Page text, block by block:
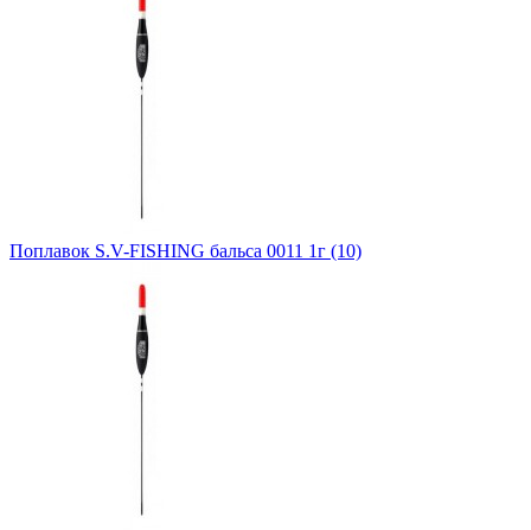
Поплавок S.V-FISHING бальса 0011 1г (10)